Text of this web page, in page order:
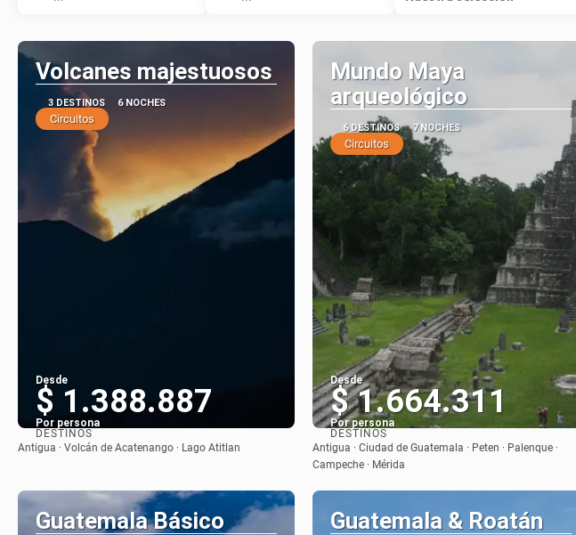
Volcanes majestuosos
3 DESTINOS 6 NOCHES
Circuitos
Desde
$ 1.388.887
Por persona
Ver
DESTINOS
Antigua · Volcán de Acatenango · Lago Atitlan
Mundo Maya
arqueológico
6 DESTINOS 7 NOCHES
Circuitos
Desde
$ 1.664.311
Por persona
Ver
DESTINOS
Antigua · Ciudad de Guatemala · Peten · Palenque ·
Campeche · Mérida
Guatemala Básico Guatemala & Roatán